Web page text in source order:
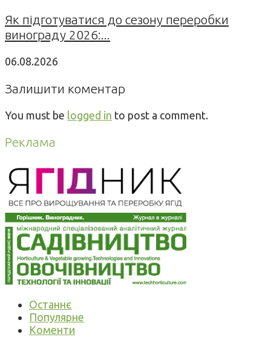
Як підготуватися до сезону переробки
винограду 2026:...
06.08.2026
Залишити коментар
You must be logged in to post a comment.
Реклама
Останнє
Популярне
Коменти